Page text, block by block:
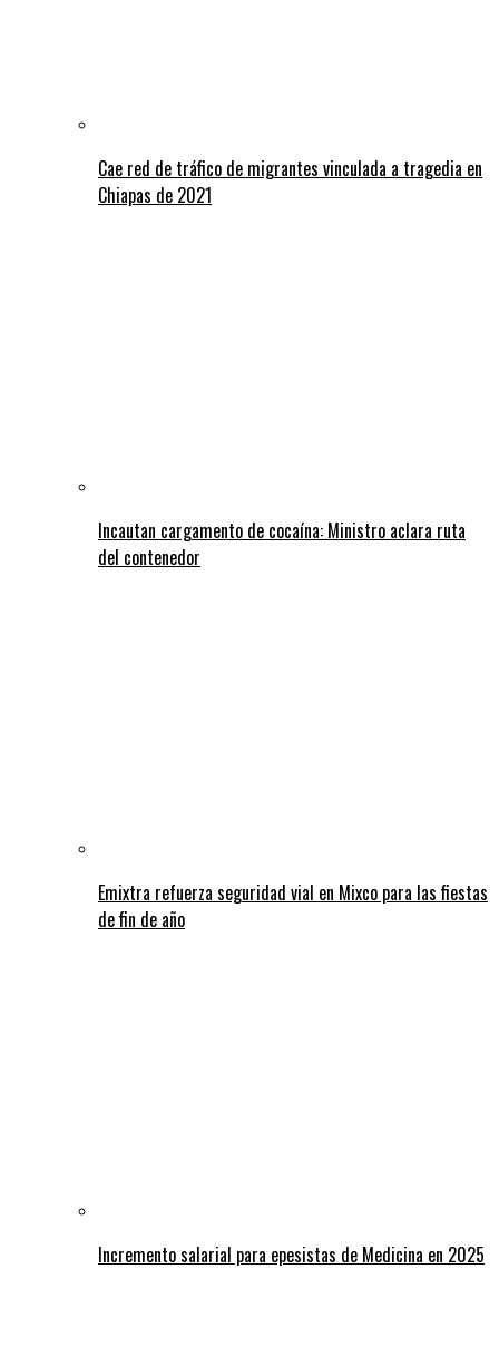
Cae red de tráfico de migrantes vinculada a tragedia en
Chiapas de 2021
Incautan cargamento de cocaína: Ministro aclara ruta
del contenedor
Emixtra refuerza seguridad vial en Mixco para las fiestas
de fin de año
Incremento salarial para epesistas de Medicina en 2025